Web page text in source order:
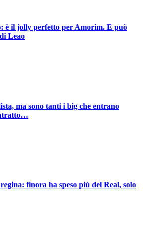
è il jolly perfetto per Amorim. E può
Leao
ma sono tanti i big che entrano
finora ha speso più del Real, solo